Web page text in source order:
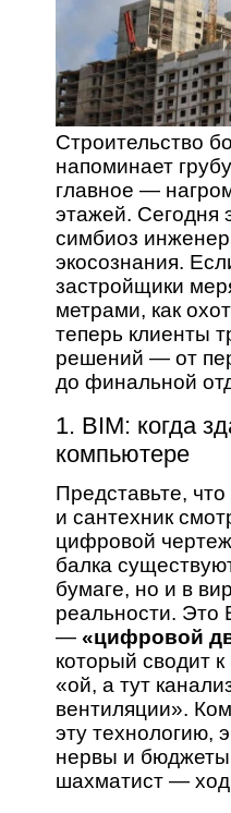
Строительство
напоминает
главное —
этажей. Сегодня
симбиоз
экосознания.
застройщики
метрами, как
теперь клиенты
решений — от
до финальной
1. BIM: когда
компьютере
Представьте,
и сантехник
цифровой
балка
бумаге, но и в
реальности. Это
—«цифровой
который сводит
«ой, а тут
вентиляции».
эту технологию,
нервы и
шахматист —